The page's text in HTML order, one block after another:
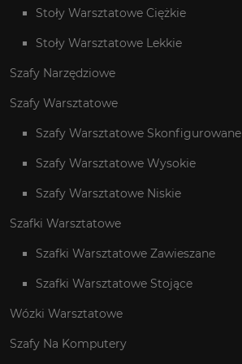
Stoły Warsztatowe Ciężkie
Stoły Warsztatowe Lekkie
Szafy Narzędziowe
Szafy Warsztatowe
Szafy Warsztatowe Skonfigurowane
Szafy Warsztatowe Wysokie
Szafy Warsztatowe Niskie
Szafki Warsztatowe
Szafki Warsztatowe Zawieszane
Szafki Warsztatowe Stojące
Wózki Warsztatowe
Szafy Na Komputery